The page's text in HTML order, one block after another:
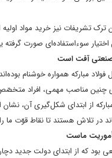
تشریفات نیز خرید مواد
سوءاستفاده‌ای صورت گرفته
آفت است
مبارکه همواره خوشنام
مناصب مهمی، افراد متخصّص،
از ابتدای شکل‌گیری آن،
در تلاش هستند تا نقاط قوّت ما
ماست
بود که از ابتدای دولت